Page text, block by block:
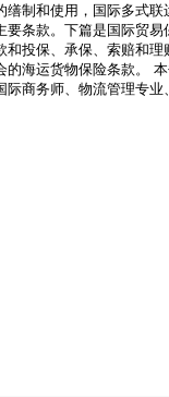
制和使用，国际多式
条款。下篇是国际贸
投保、承保、索赔和
海运货物保险条款。
商务师、物流管理专业